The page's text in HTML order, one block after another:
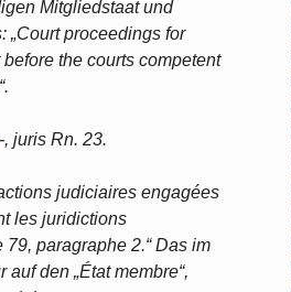
Mitgliedstaat und
„Court proceedings for
the courts competent
-, juris Rn. 23.
judiciaires engagées
les juridictions
paragraphe 2.“ Das im
den „État membre“,